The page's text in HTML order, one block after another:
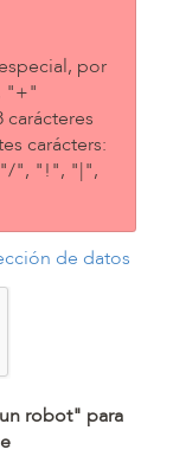
por
"+"
carácters:
", "!", "|",
de datos
robot" para